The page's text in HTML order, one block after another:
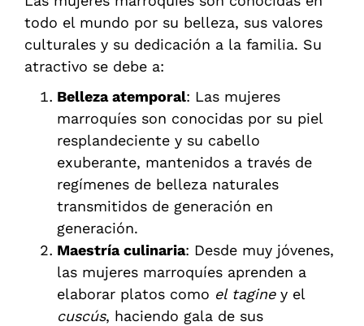
todo el mundo por su belleza, sus valores
culturales y su dedicación a la familia. Su
atractivo se debe a:
Belleza atemporal: Las mujeres
marroquíes son conocidas por su piel
resplandeciente y su cabello
exuberante, mantenidos a través de
regímenes de belleza naturales
transmitidos de generación en
generación.
Maestría culinaria: Desde muy jóvenes,
las mujeres marroquíes aprenden a
elaborar platos como el taginey el
cuscús, haciendo gala de sus